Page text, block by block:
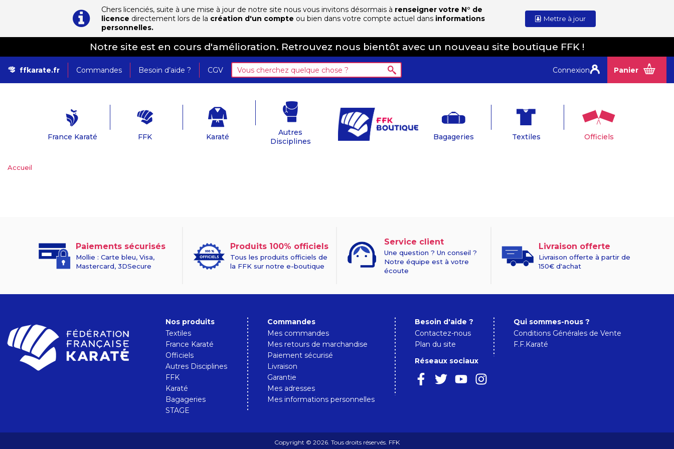
Chers licenciés, suite à une mise à jour de notre site nous vous invitons désormais à renseigner votre N° de
licence directement lors de la création d'un compte ou bien dans votre compte actuel dans informations
personnelles.
Mettre à jour
Notre site est en cours d'amélioration. Retrouvez nous bientôt avec un nouveau site boutique FFK !
ffkarate.fr Commandes Besoin d’aide ? CGV Panier
Connexion
France Karaté FFK Karaté
Autres
Disciplines
Bagageries Textiles Officiels
Accueil
Paiements sécurisés
Mollie : Carte bleu, Visa,
Mastercard, 3DSecure
Produits 100% officiels
Tous les produits officiels de
la FFK sur notre e-boutique
Service client
Une question ? Un conseil ?
Notre équipe est à votre
écoute
Livraison offerte
Livraison offerte à partir de
150€ d'achat
Nos produits
Textiles
France Karaté
Officiels
Autres Disciplines
FFK
Karaté
Bagageries
STAGE
Commandes
Mes commandes
Mes retours de marchandise
Paiement sécurisé
Livraison
Garantie
Mes adresses
Mes informations personnelles
Besoin d'aide ?
Contactez-nous
Plan du site
Qui sommes-nous ?
Conditions Générales de Vente
F.F.Karaté
Réseaux sociaux
Copyright © 2026. Tous droits réservés. FFK